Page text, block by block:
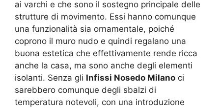
ai varchi e che sono il sostegno principale delle
strutture di movimento. Essi hanno comunque
una funzionalità sia ornamentale, poiché
coprono il muro nudo e quindi regalano una
buona estetica che effettivamente rende ricca
anche la casa, ma sono anche degli elementi
isolanti. Senza gli Infissi Nosedo Milano ci
sarebbero comunque degli sbalzi di
temperatura notevoli, con una introduzione